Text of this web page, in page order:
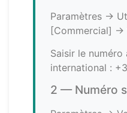
Paramètres →
[Commercial] →
Saisir le numéro
international :
2 — Numéro